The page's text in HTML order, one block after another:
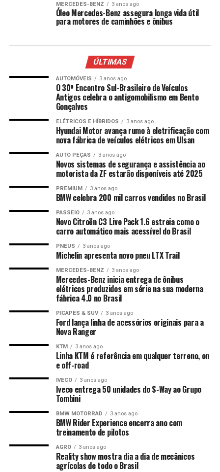
MERCEDES-BENZ 3 anos ago
Óleo Mercedes-Benz assegura longa vida útil
para motores de caminhões e ônibus
ÚLTIMAS
AUTOMÓVEIS 3 anos ago
O 30º Encontro Sul-Brasileiro de Veículos
Antigos celebra o antigomobilismo em Bento
Gonçalves
ELÉTRICOS E HÍBRIDOS 3 anos ago
Hyundai Motor avança rumo à eletrificação com
nova fábrica de veículos elétricos em Ulsan
AUTO PEÇAS 3 anos ago
Novos sistemas de segurança e assistência ao
motorista da ZF estarão disponíveis até 2025
PREMIUM 3 anos ago
BMW celebra 200 mil carros vendidos no Brasil
PASSEIO 3 anos ago
Novo Citroën C3 Live Pack 1.6 estreia como o
carro automático mais acessível do Brasil
PNEUS 3 anos ago
Michelin apresenta novo pneu LTX Trail
MERCEDES-BENZ 3 anos ago
Mercedes-Benz inicia entrega de ônibus
elétricos produzidos em série na sua moderna
fábrica 4.0 no Brasil
PICAPES & SUV 3 anos ago
Ford lança linha de acessórios originais para a
Nova Ranger
KTM 3 anos ago
Linha KTM é referência em qualquer terreno, on
e off-road
IVECO 3 anos ago
Iveco entrega 50 unidades do S-Way ao Grupo
Tombini
BMW MOTORRAD 3 anos ago
BMW Rider Experience encerra ano com
treinamento de pilotos
AGRO 3 anos ago
Reality show mostra dia a dia de mecânicos
agrícolas de todo o Brasil